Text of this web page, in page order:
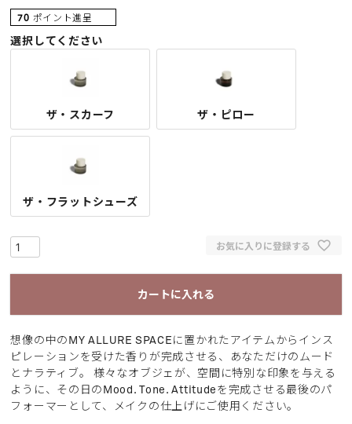
70 ポイント進呈
選択してください
ザ・スカーフ ザ・ピロー
ザ・フラットシューズ
お気に入りに登録する
カートに入れる
想像の中のMY ALLURE SPACEに置かれたアイテムからインス
ピレーションを受けた香りが完成させる、あなただけのムード
とナラティブ。 様々なオブジェが、空間に特別な印象を与える
ように、その日のMood. Tone. Attitudeを完成させる最後のパ
フォーマーとして、メイクの仕上げにご使用ください。